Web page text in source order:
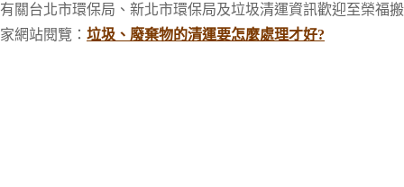
有關台北市環保局、新北市環保局及垃圾清運資訊歡迎至榮福搬
家網站閱覽 ： 垃圾、廢棄物的清運要怎麼處理才好?